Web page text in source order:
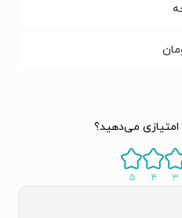
می‌دهید؟
۳ ۴ ۵